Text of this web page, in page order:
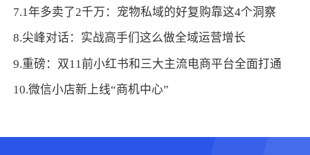
7.1年多卖了2千万：宠物私域的好复购靠这4个洞察
8.尖峰对话：实战高手们这么做全域运营增长
9.重磅：双11前小红书和三大主流电商平台全面打通
10.微信小店新上线“商机中心”